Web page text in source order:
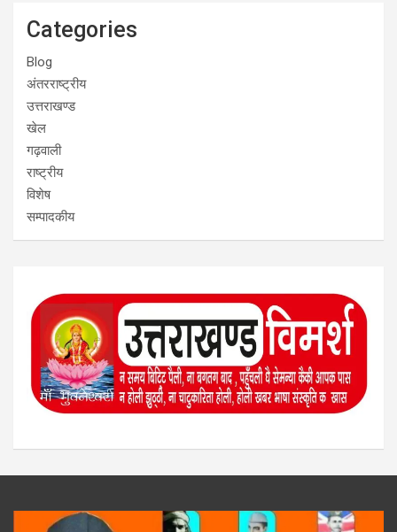
Categories
Blog
अंतरराष्ट्रीय
उत्तराखण्ड
खेल
गढ़वाली
राष्ट्रीय
विशेष
सम्पादकीय